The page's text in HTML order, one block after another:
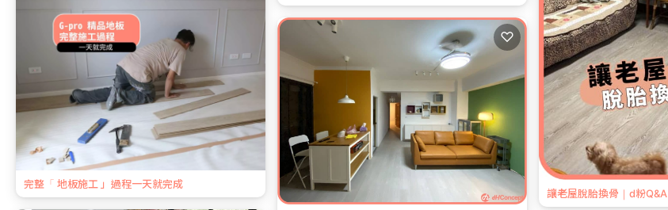
完整「 地板施工 」過程一天就完成
♡
讓老屋脫胎換骨｜d粉Q&A